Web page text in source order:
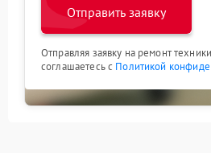
Отправить заявку
Отправляя заявку на ремонт
соглашаетесь с Политикой